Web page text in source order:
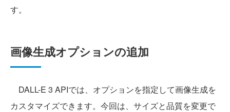
す。
画像生成オプションの追加
DALL-E 3 APIでは、オプションを指定して画像生成を
カスタマイズできます。今回は、サイズと品質を変更で